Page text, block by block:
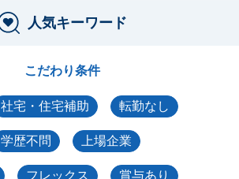
人気キーワード
こだわり条件
社宅・住宅補助 転勤なし
学歴不問 上場企業
フレックス 賞与あり